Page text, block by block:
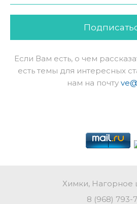
Если Вам есть, о чем
есть темы для интересных
нам на почту
Химки, Нагорное
8 (968) 793-